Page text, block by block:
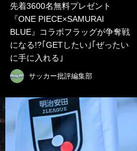
先着3600名無料プレゼント
『ONE PIECE×SAMURAI
BLUE』コラボフラッグが争奪戦
になる!?｢GETしたい｣｢ぜったい
に手に入れる｣
サッカー批評編集部